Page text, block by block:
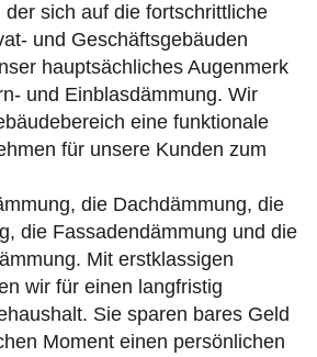
sich auf die fortschrittliche
und Geschäftsgebäuden
hauptsächliches Augenmerk
und Einblasdämmung. Wir
eine funktionale
für unsere Kunden zum
die Dachdämmung, die
die Fassadendämmung und die
Mit erstklassigen
wir für einen langfristig
Sie sparen bares Geld
Moment einen persönlichen